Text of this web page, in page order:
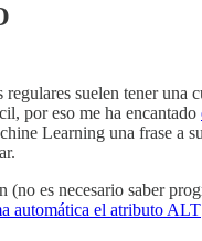
regulares suelen tener una
por eso me ha encantado
Learning una frase a
(no es necesario saber
automática el atributo ALT